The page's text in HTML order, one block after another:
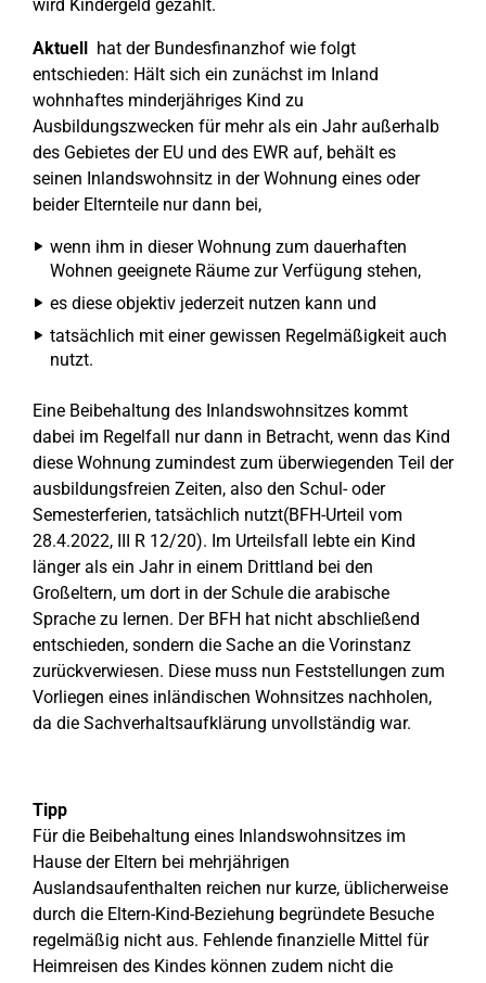
wird Kindergeld gezahlt.
Aktuell
hat der Bundesfinanzhof wie folgt
entschieden: Hält sich ein zunächst im Inland
wohnhaftes minderjähriges Kind zu
Ausbildungszwecken für mehr als ein Jahr außerhalb
des Gebietes der EU und des EWR auf, behält es
seinen Inlandswohnsitz in der Wohnung eines oder
beider Elternteile nur dann bei,
wenn ihm in dieser Wohnung zum dauerhaften
Wohnen geeignete Räume zur Verfügung stehen,
es diese objektiv jederzeit nutzen kann und
tatsächlich mit einer gewissen Regelmäßigkeit auch
nutzt.
Eine Beibehaltung des Inlandswohnsitzes kommt
dabei im Regelfall nur dann in Betracht, wenn das Kind
diese Wohnung zumindest zum überwiegenden Teil der
ausbildungsfreien Zeiten, also den Schul- oder
Semesterferien, tatsächlich nutzt(BFH-Urteil vom
28.4.2022, III R 12/20). Im Urteilsfall lebte ein Kind
länger als ein Jahr in einem Drittland bei den
Großeltern, um dort in der Schule die arabische
Sprache zu lernen. Der BFH hat nicht abschließend
entschieden, sondern die Sache an die Vorinstanz
zurückverwiesen. Diese muss nun Feststellungen zum
Vorliegen eines inländischen Wohnsitzes nachholen,
da die Sachverhaltsaufklärung unvollständig war.
Tipp
Für die Beibehaltung eines Inlandswohnsitzes im
Hause der Eltern bei mehrjährigen
Auslandsaufenthalten reichen nur kurze, üblicherweise
durch die Eltern-Kind-Beziehung begründete Besuche
regelmäßig nicht aus. Fehlende finanzielle Mittel für
Heimreisen des Kindes können zudem nicht die